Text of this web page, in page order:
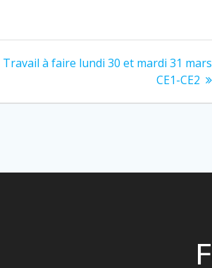
Travail à faire lundi 30 et mardi 31 mars
CE1-CE2